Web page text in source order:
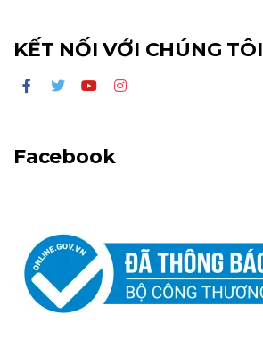
KẾT NỐI VỚI CHÚNG TÔI
Facebook